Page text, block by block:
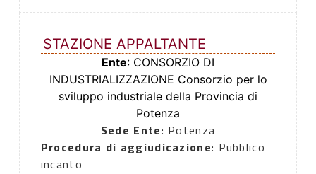
STAZIONE APPALTANTE
Ente: CONSORZIO DI
INDUSTRIALIZZAZIONE Consorzio per lo
sviluppo industriale della Provincia di
Potenza
Sede Ente: Potenza
Procedura di aggiudicazione: Pubblico
incanto